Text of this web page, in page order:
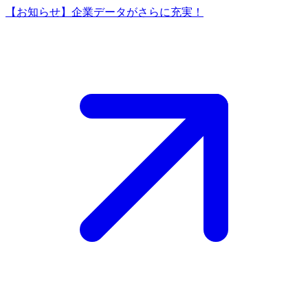
【お知らせ】企業データがさらに充実！